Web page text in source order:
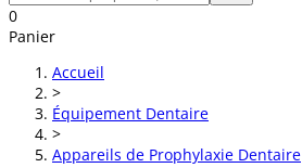
0
Panier
Accueil
>
Équipement Dentaire
>
Appareils de Prophylaxie Dentaire